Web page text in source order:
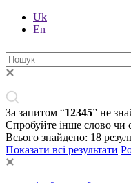
Uk
En
За запитом “12345” не
Спробуйте інше слово чи
Всього знайдено: 18
Показати всі результати